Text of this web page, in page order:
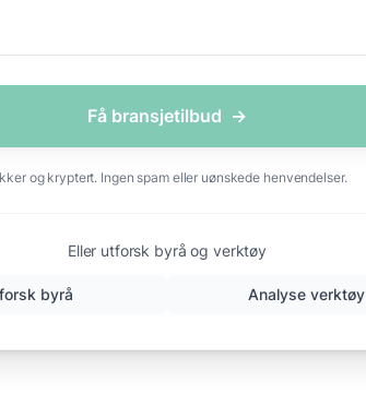
Få bransjetilbud →
og kryptert. Ingen spam eller uønskede henvendelser.
Eller utforsk byrå og verktøy
byrå Analyse verktøy